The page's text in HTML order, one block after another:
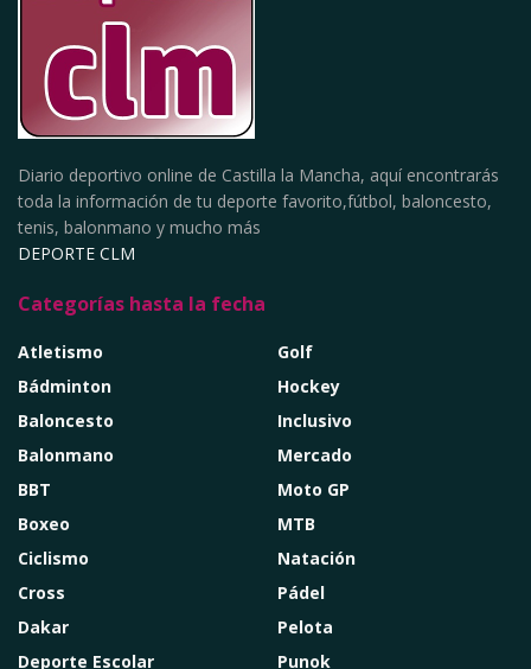
Diario deportivo online de Castilla la Mancha, aquí encontrarás
toda la información de tu deporte favorito,fútbol, baloncesto,
tenis, balonmano y mucho más
DEPORTE CLM
Categorías hasta la fecha
Atletismo
Bádminton
Baloncesto
Balonmano
BBT
Boxeo
Ciclismo
Cross
Dakar
Deporte Escolar
Golf
Hockey
Inclusivo
Mercado
Moto GP
MTB
Natación
Pádel
Pelota
Punok